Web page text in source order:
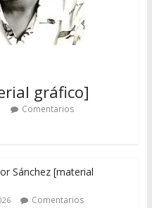
gráfico]
Comentarios
Sánchez [material
Comentarios